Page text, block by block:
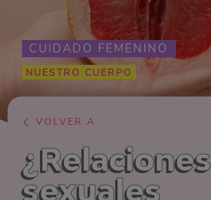
CUIDADO FEMENINO
NUESTRO CUERPO
VOLVER A
¿Relaciones
sexuales